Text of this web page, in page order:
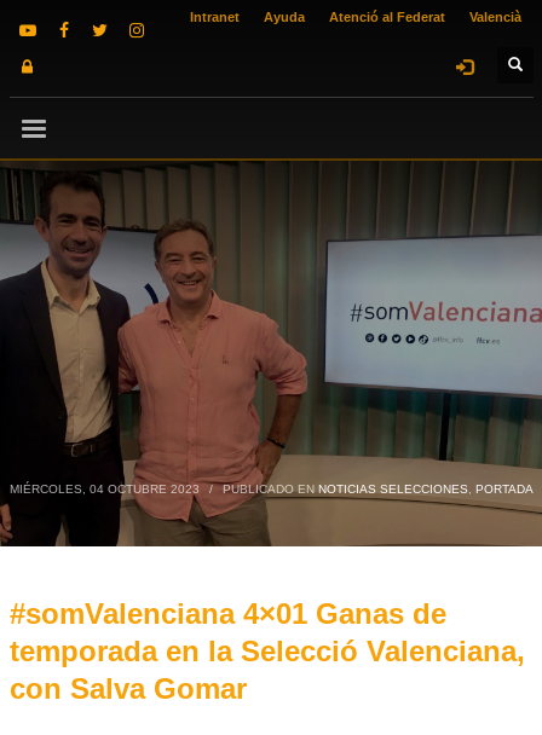
Intranet Ayuda Atenció al Federat Valencià
MIÉRCOLES, 04 OCTUBRE 2023 / PUBLICADO EN NOTICIAS SELECCIONES, PORTADA
#somValenciana 4×01 Ganas de
temporada en la Selecció Valenciana,
con Salva Gomar